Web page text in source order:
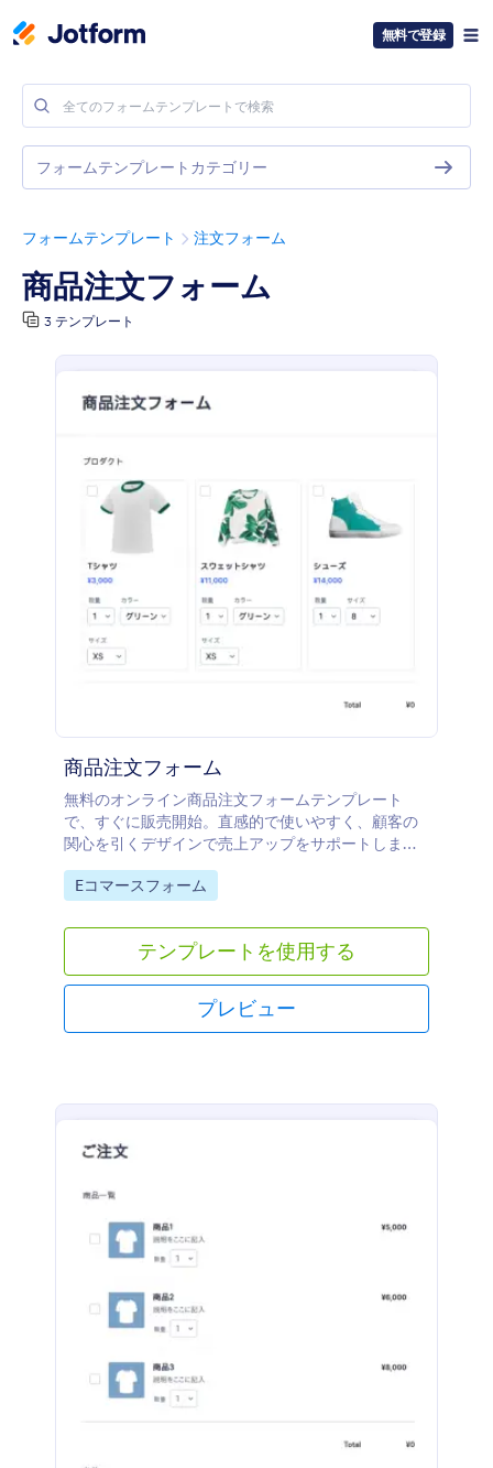
無料で登録
フォームテンプレート 注文フォーム
商品注文フォーム
3 テンプレート
商品注文フォーム
無料のオンライン商品注文フォームテンプレート
で、すぐに販売開始。直感的で使いやすく、顧客の
関心を引くデザインで売上アップをサポートしま
す。
Go to Category:
Eコマースフォーム
テンプレートを使用する
プレビュー
フォームテンプレートカテゴリー